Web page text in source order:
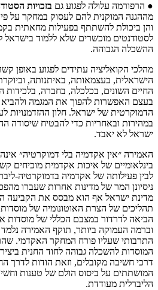
● הרפורמה עלולה לפגוע גם בזכויות
מההגנה המוקנית להם לעסוק במחקר על
והן ביכולת להשתתף בפעילות מחאתית
לסטודנטים מוכשרים שלא ללמוד בישראל
ההשכלה הגבוהה.
מהלכי הקואליציה עתידים לפגוע באופן
הישראלית, בעצמאותה, באיתנותה,
החיים השונים, בכלכלה, בחברה, בלכידות
בעצם האפשרות להפוך את המגמה
הדמוקרטית של ישראל. חלון ההזדמנויות
במהירות ובאחריות כדי להבטיח שיסודה
ישראל לא יאבד.
האמירה ״אין אקדמיה בלי דמוקרטיה״
בינלאומיים של איכות אקדמית מוכיחים
לבין פעילותה של אקדמיה בדמוקרטיה-
ניסיונן המר של מדינות אחרות שעברו
מדינת ישראל אף הוא מבסס את הקביעה
תהליכים של הצרת האוטונומיה של
הביאה לדרדור במצבם הכללי של מוסדות
וברמה העמוקה ביותר, תוקף האמירה
התרבותי שעליו פורח המחקר האקדמי.
המוסדות להשכלה גבוהה לחוד החנית
דרכי חשיבה מקובלים, וזאת הודות לדרך
המושתתים על ביסוס הולם של טענות
הליברלית מעודדת.